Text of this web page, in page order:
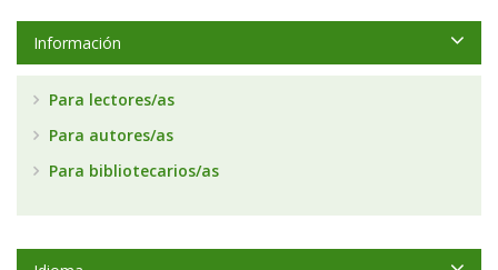
Información
Para lectores/as
Para autores/as
Para bibliotecarios/as